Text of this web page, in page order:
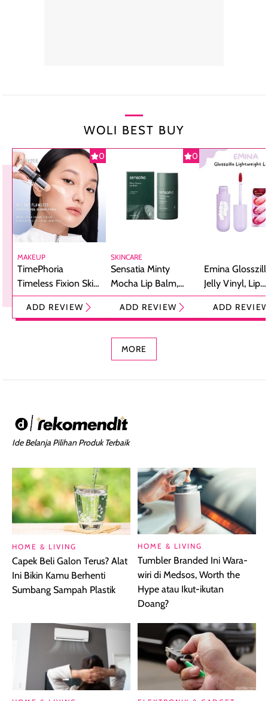
WOLI BEST BUY
0
MAKEUP
TimePhoria
Timeless Fixion Skin
Tint Stick,
Foundation dan
ADD REVIEW
0
SKINCARE
Sensatia Minty
Mocha Lip Balm,
Pelembap Bibir
dengan Aroma
ADD REVIEW
Emina
Jelly Vinyl, Lip
Cream Glossy
Ringan
ADD
MORE
Ide Belanja Pilihan Produk Terbaik
HOME & LIVING
Capek Beli Galon Terus? Alat
Ini Bikin Kamu Berhenti
Sumbang Sampah Plastik
HOME & LIVING
Tumbler Branded Ini Wara-
wiri di Medsos, Worth the
Hype atau Ikut-ikutan
Doang?